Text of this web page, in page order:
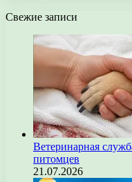
Свежие записи
Ветеринарная
питомцев
21.07.2026